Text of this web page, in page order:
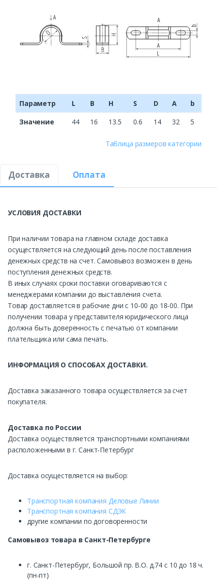
Параметр L B H S D A
b
Значение
44 16 13.5 0.6 14 32 5
Таблица размеров категории
Доставка Оплата
УСЛОВИЯ ДОСТАВКИ
При наличии товара на главном складе доставка
осуществляется на следующий день после поставления
денежных средств на счет. Самовывоз возможен в день
поступления денежных средств.
В иных случаях сроки поставки оговариваются с
менеджерами компании до выставления счета.
Товар доставляется в рабочие дни с 10-00 до 18-00. При
получении товара у представителя юридического лица
должна быть доверенность с печатью от компании
плательщика или сама печать.
ИНФОРМАЦИЯ О СПОСОБАХ ДОСТАВКИ.
Доставка заказанного товара осуществляется за счет
покупателя.
Доставка по России
Доставка осуществляется транспортными компаниями
расположенными в г. Санкт-Петербург
Доставка осуществляется на выбор:
Транспортная компания Деловые Линии
Транспортная компания СДЭК
другие компании по договоренности
Самовывоз товара в Санкт-Петербурге
г. Санкт-Петербург, Большой пр. В.О. д.74 с 10 до 18 ч.
(пн-пт)